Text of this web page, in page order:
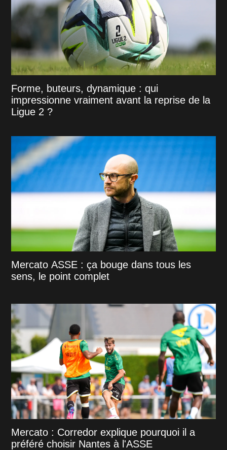
Forme, buteurs, dynamique : qui
impressionne vraiment avant la reprise de la
Ligue 2 ?
Mercato ASSE : ça bouge dans tous les
sens, le point complet
Mercato : Corredor explique pourquoi il a
préféré choisir Nantes à l'ASSE